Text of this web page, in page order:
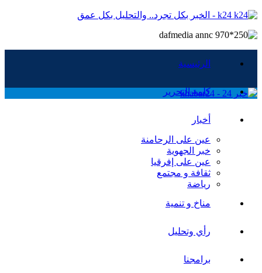
k24 - الخبر بكل تجرد.. والتحليل بكل عمق
الرئيسية
كلمة التحرير
أخبار
عين على الرحامنة
خبر الجهوية
عين على إفرقيا
ثقافة و مجتمع
رياضة
مناخ و تنمية
رأي وتحليل
برامجنا